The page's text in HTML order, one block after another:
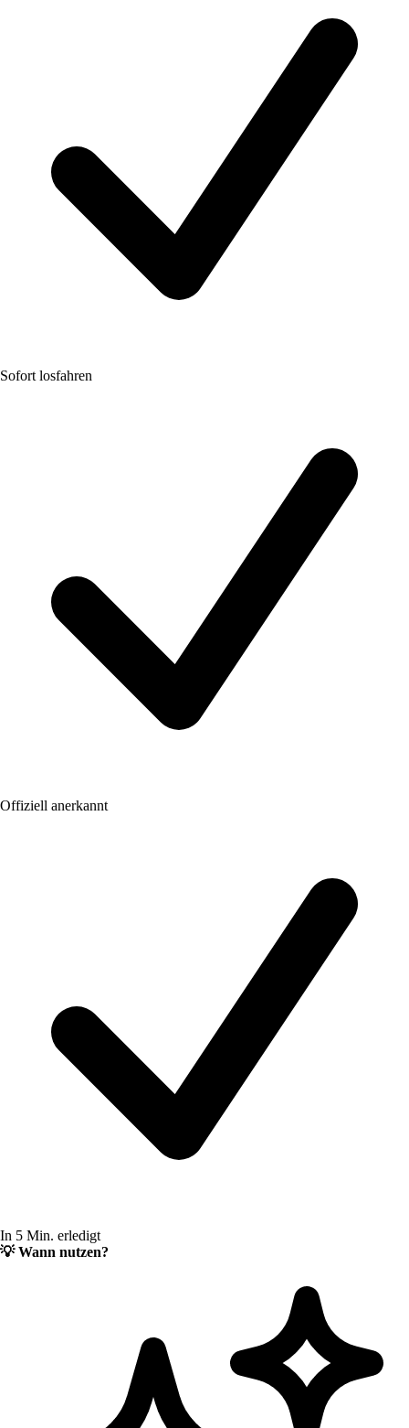
Sofort losfahren
Offiziell anerkannt
In 5 Min. erledigt
💡Wann nutzen?